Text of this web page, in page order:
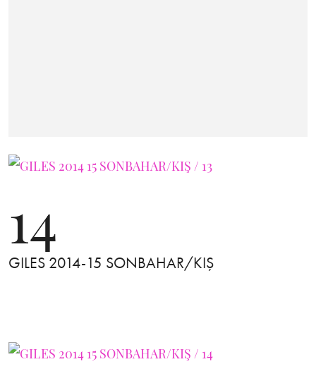
14
GILES 2014-15 SONBAHAR/KIŞ